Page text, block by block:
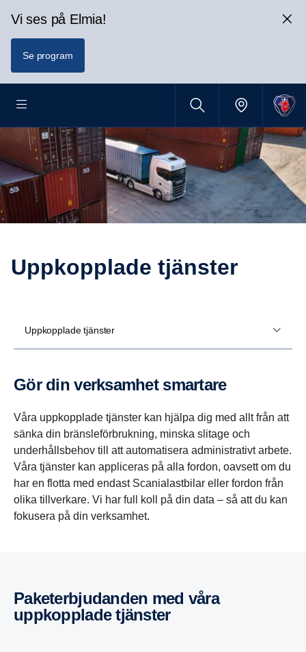
Vi ses på Elmia!
Se program
Uppkopp­lade tjänster
Uppkopplade tjänster
Gör din verksamhet smartare
Våra uppkopplade tjänster kan hjälpa dig med allt från att
sänka din bränsleförbrukning, minska slitage och
underhållsbehov till att automatisera administrativt arbete.
Våra tjänster kan appliceras på alla fordon, oavsett om du
har en flotta med endast Scanialastbilar eller fordon från
olika tillverkare. Vi har full koll på din data – så att du kan
fokusera på din verksamhet.
Paketer­bju­danden med våra
uppkopp­lade tjänster